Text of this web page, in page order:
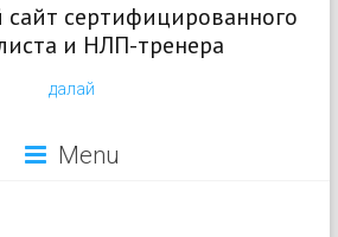
сертифицированного
и НЛП-тренера
далай
Menu